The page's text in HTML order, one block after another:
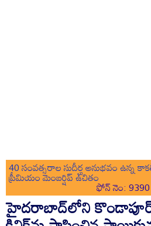
40 సంవత్సరాల సుదీర్ఘ అనుభవం ఉన్న
ప్రీమియం మెంబర్షిప్ ఉచితం
ఫోన్ నెం:
హైదరాబాద్‌లోని కొండాపూర్‌లో